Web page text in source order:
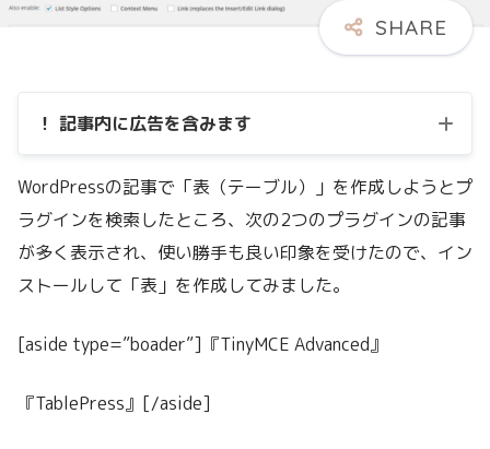
！ 記事内に広告を含みます
WordPressの記事で「表（テーブル）」を作成しようとプ
ラグインを検索したところ、次の2つのプラグインの記事
が多く表示され、使い勝手も良い印象を受けたので、イン
ストールして「表」を作成してみました。
[aside type=”boader”]『TinyMCE Advanced』
『TablePress』[/aside]